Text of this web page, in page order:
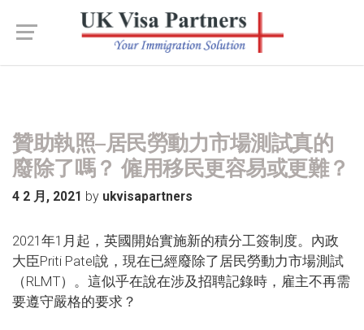
贊助執照–居民勞動力市場測試真的
廢除了嗎？ 僱用移民更容易或更難？
4 2 月, 2021 by ukvisapartners
2021年1月起，英國開始實施新的積分工簽制度。內政
大臣Priti Patel說，現在已經廢除了居民勞動力市場測試
（RLMT）。這似乎在說在涉及招聘記錄時，雇主不再需
要遵守嚴格的要求？